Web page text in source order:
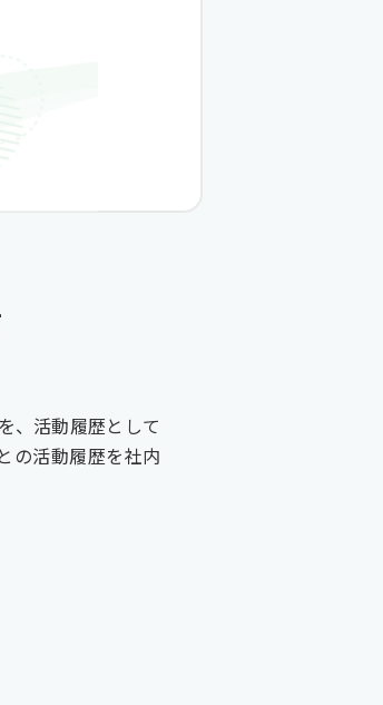
、活動履歴として
の活動履歴を社内